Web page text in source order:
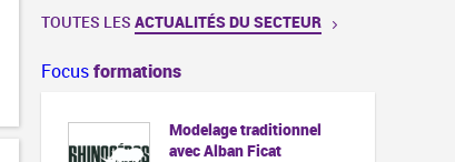
TOUTES LES ACTUALITÉS DU SECTEUR
Focusformations
Modelage traditionnel
avec Alban Ficat